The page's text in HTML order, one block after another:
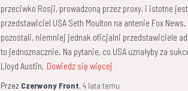
przeciwko Rosji, prowadzoną przez proxy, i istotne
przedstawiciel USA Seth Moulton na antenie Fox
pozostali, niemniej jednak oficjalni przedstawiciele
to jednoznacznie. Na pytanie, co USA uznałyby za
Lloyd Austin, Dowiedz się więcej
Przez Czerwony Front, 4 lata temu